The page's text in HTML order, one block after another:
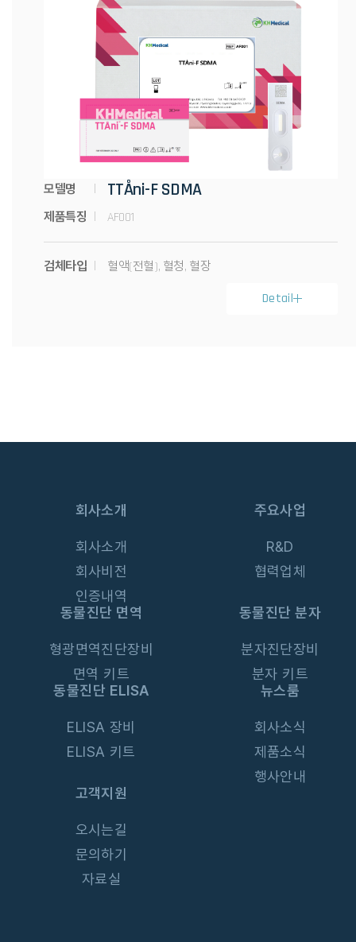
모델명 TTÅni-F SDMA
제품특징 AF001
검체타입
혈액(전혈), 혈청, 혈장
Detail
회사소개
회사소개
회사비전
인증내역
주요사업
R&D
협력업체
동물진단 면역
형광면역진단장비
면역 키트
동물진단 분자
분자진단장비
분자 키트
동물진단 ELISA
ELISA 장비
ELISA 키트
뉴스룸
회사소식
제품소식
행사안내
고객지원
오시는길
문의하기
자료실